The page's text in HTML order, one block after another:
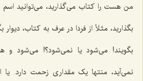
من هست را کتاب می‌گذارید، می‌توانید اسم
بگذارید، مثلاً از فردا در عرف به کتاب، دیوار
بگویند! می‌شود یا نمی‌شود؟! می‌شود و
نمی‌آید، منتها یک مقداری زحمت دارد. یا